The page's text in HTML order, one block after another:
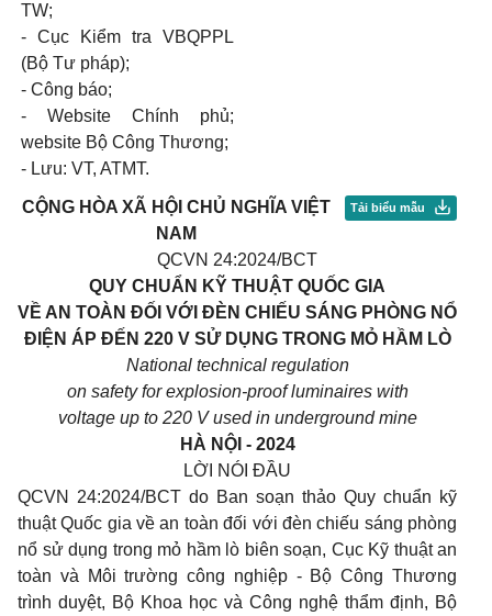
TW;
- Cục Kiểm tra VBQPPL
(Bộ Tư pháp);
- Công báo;
- Website Chính phủ;
website Bộ Công Thương;
- Lưu: VT, ATMT.
Tải biểu mẫu
CỘNG HÒA XÃ HỘI CHỦ NGHĨA VIỆT
NAM
QCVN 24:2024/BCT
QUY CHUẨN KỸ THUẬT QUỐC GIA
VỀ AN TOÀN ĐỐI VỚI ĐÈN CHIẾU SÁNG PHÒNG NỔ
ĐIỆN ÁP Đ Ế N 220 V SỬ DỤNG TRONG MỎ H Ầ M LÒ
National technical regulation
on safety for explosion-proof luminaires with
voltage up to 220 V used in underground mine
HÀ NỘI - 2024
LỜI NÓI ĐẦU
QCVN 24:2024/BCT do Ban soạn thảo Quy chuẩn kỹ
thuật Quốc gia về an toàn đối với đèn chiếu sáng phòng
nổ sử dụng trong mỏ hầm lò biên soạn, Cục Kỹ thuật an
toàn và Môi trường công nghiệp - Bộ Công Thương
trình duyệt, Bộ Khoa học và Công nghệ thẩm định, Bộ